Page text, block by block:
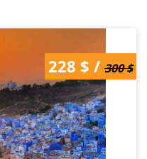
300 $ / 228 $
228 $ / 300 $